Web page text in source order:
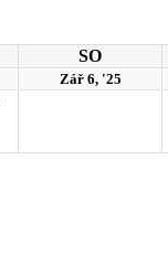
SO
Zář 6, '25